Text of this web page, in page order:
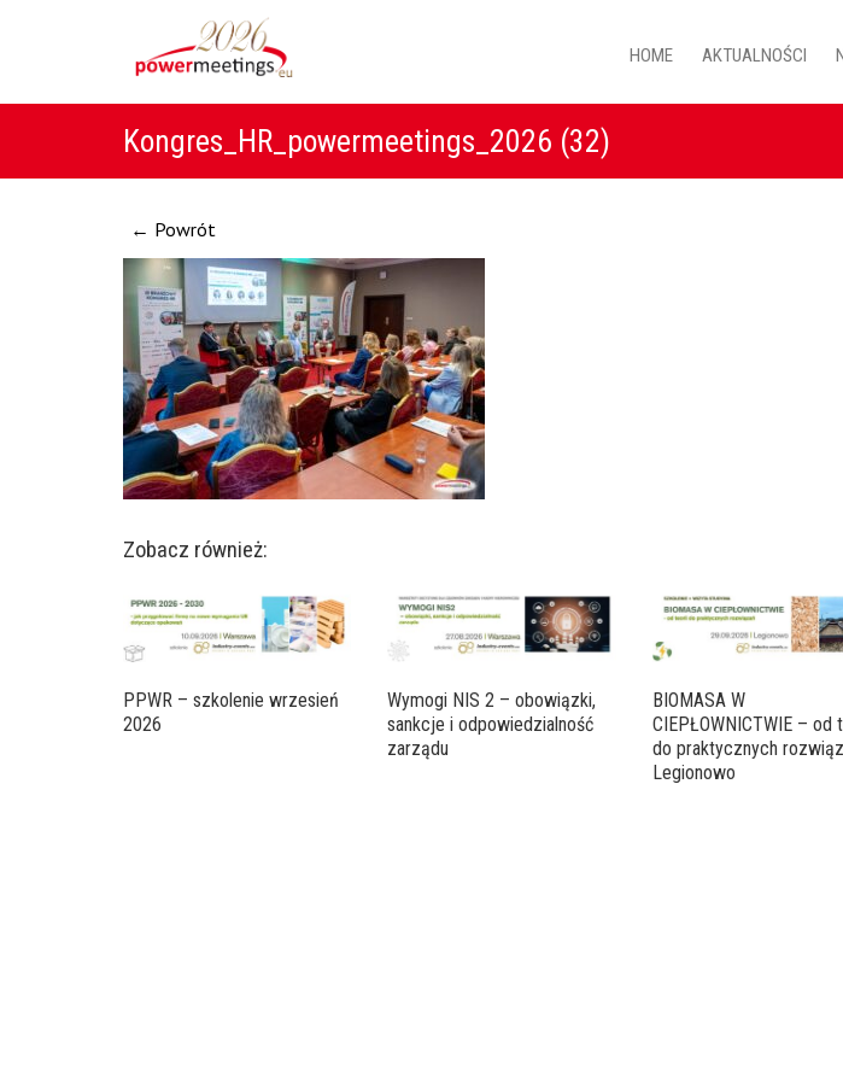
HOME AKTUALNOŚCI
Kongres_HR_powermeetings_2026 (32)
← Powrót
Zobacz również:
PPWR – szkolenie wrzesień
2026
Wymogi NIS 2 – obowiązki,
sankcje i odpowiedzialność
zarządu
BIOMASA W
CIEPŁOWNICTWIE – od
do praktycznych
Legionowo